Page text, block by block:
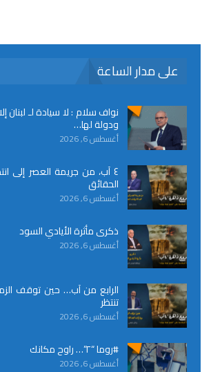
على مدار الساعة
نواف سلام : لا سيادة لـ لبنان
ودولة لها…
أغسطس 6, 2026
٤ آب، من جريمة العصر إلى
الحقائق
أغسطس 6, 2026
ذكرى مأثرة الأيادي السود
أغسطس 6, 2026
الرابع من آب… حين توقف
تنتظر
أغسطس 6, 2026
#روما “٢”… راوح مكانك
أغسطس 6, 2026